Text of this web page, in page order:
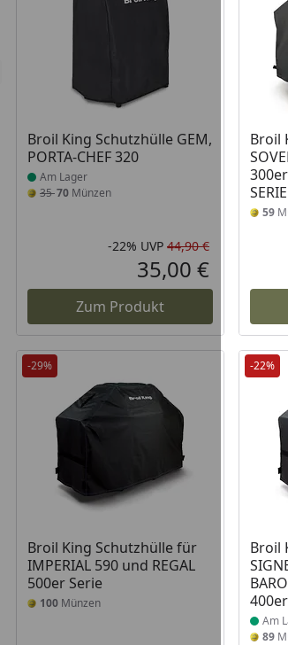
Broil King Schutzhülle GEM,
PORTA-CHEF 320
Produkt am Lager
Am Lager
3570 Münzen
Rabatt in
-22% UVP 44,90 €
Aktueller
35,00 €
Zum Produkt
Broil
SERIE
59
-29%
Broil King Schutzhülle für
IMPERIAL 590 und REGAL
500er Serie
100 Münzen
-22%
Broil
Am
89